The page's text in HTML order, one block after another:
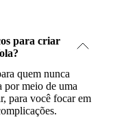
para criar
quem nunca
meio de uma
para você focar em